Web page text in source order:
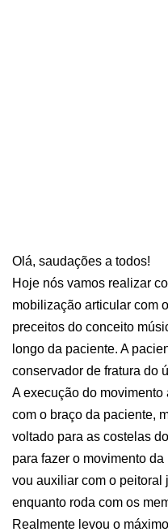
Olá, saudações a todos!
Hoje nós vamos realizar
mobilização articular com
preceitos do conceito
longo da paciente. A
conservador de fratura do
A execução do
com o braço da paciente,
voltado para as costelas
para fazer o movimento
vou auxiliar com o peitoral
enquanto roda com os
Realmente levou o